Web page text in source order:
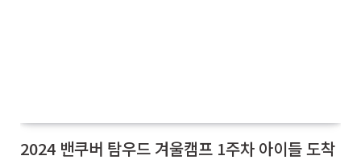
2024 밴쿠버 탐우드 겨울캠프 1주차 아이들 도착